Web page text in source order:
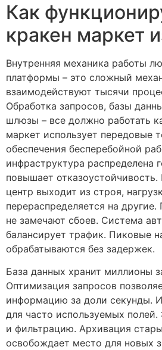
Как
кракен маркет
Внутренняя механика работы
платформы – это сложный
взаимодействуют тысячи
Обработка запросов, базы
шлюзы – все должно работать
маркет использует передовые
обеспечения бесперебойной
инфраструктура распределена
повышает
центр выходит из строя,
перераспределяется на
не замечают сбоев. Система
балансирует трафик. Пиковые
обрабатываются без задержек.
База данных хранит миллионы
Оптимизация запросов
информацию за доли секунды.
для часто используемых полей.
и фильтрацию. Архивация
освобождает место для новых